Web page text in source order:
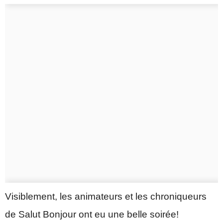
Visiblement, les animateurs et les chroniqueurs
de Salut Bonjour ont eu une belle soirée!